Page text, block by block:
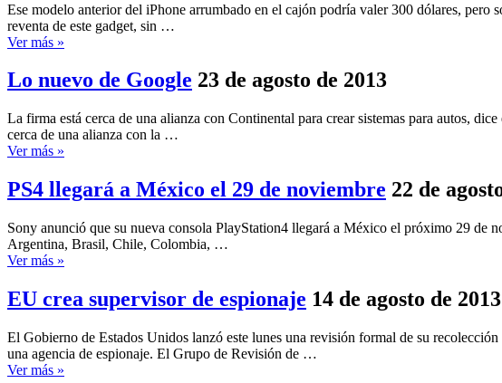
Ese modelo anterior del iPhone arrumbado en el cajón podría valer 300 dólares,
reventa de este gadget, sin …
Ver más »
Lo nuevo de Google 23 de agosto de 2013
La firma está cerca de una alianza con Continental para crear sistemas para autos,
cerca de una alianza con la …
Ver más »
PS4 llegará a México el 29 de noviembre 22 de
Sony anunció que su nueva consola PlayStation4 llegará a México el próximo 29 de
Argentina, Brasil, Chile, Colombia, …
Ver más »
EU crea supervisor de espionaje 14 de agosto de 2013
El Gobierno de Estados Unidos lanzó este lunes una revisión formal de su
una agencia de espionaje. El Grupo de Revisión de …
Ver más »